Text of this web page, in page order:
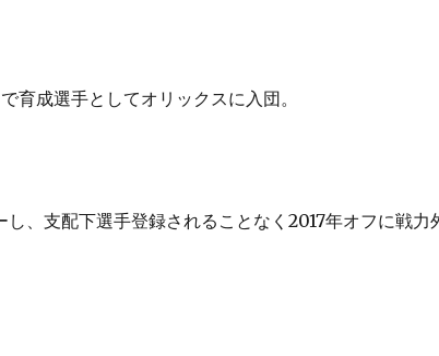
育成選手としてオリックスに入団。
し、支配下選手登録されることなく2017年オフに戦力